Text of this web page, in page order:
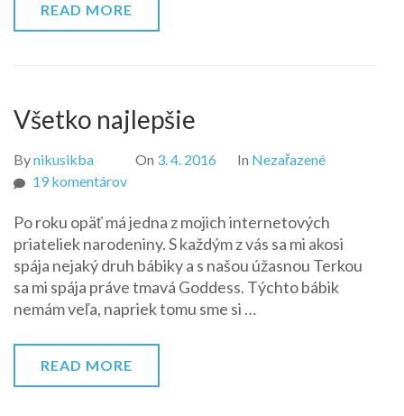
READ MORE
Všetko najlepšie
Bynikusikba On 3. 4. 2016 In Nezařazené
19 komentárovna
najlepšie
Po roku opäť má jedna z mojich internetových
priateliek narodeniny. S každým z vás sa mi akosi
spája nejaký druh bábiky a s našou úžasnou Terkou
sa mi spája práve tmavá Goddess. Týchto bábik
nemám veľa, napriek tomu sme si …
READ MORE